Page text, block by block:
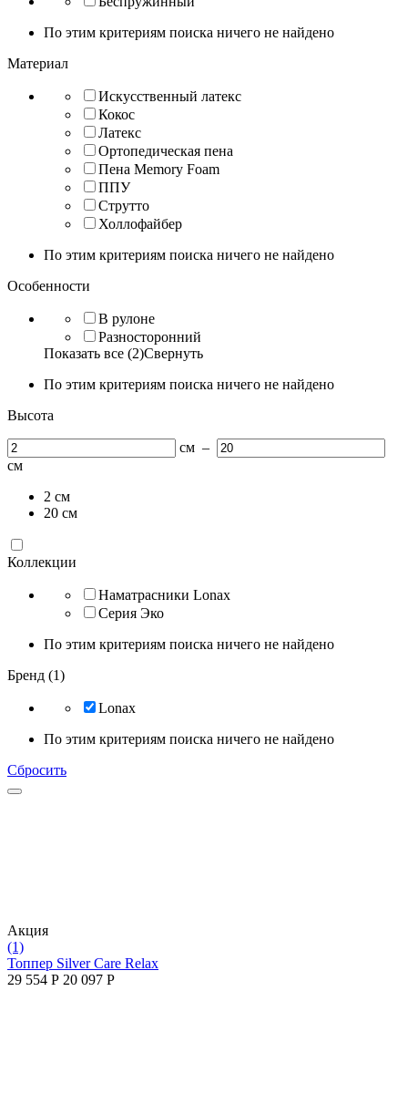
По этим критериям поиска ничего не найдено
Материал
Искусственный латекс
Кокос
Латекс
Ортопедическая пена
Пена Memory Foam
ППУ
Струтто
Холлофайбер
По этим критериям поиска ничего не найдено
Особенности
В рулоне
Разносторонний
Показать все (2)Свернуть
По этим критериям поиска ничего не найдено
Высота
см –
см
2 см
20 см
Коллекции
Наматрасники Lonax
Серия Эко
По этим критериям поиска ничего не найдено
Бренд (1)
Lonax
По этим критериям поиска ничего не найдено
Сбросить
Aкция
(1)
Топпер Silver Care Relax
29 554 Р 20 097 Р